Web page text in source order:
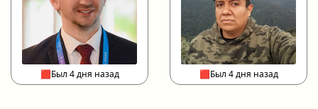
🟥Был 4 дня назад 🟥Был 4 дня назад